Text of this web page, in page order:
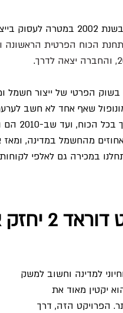
קצה פרטיים.
של תחנת הכוח הפרטית
.
הפרטי של ייצור חשמל
שאף אחד לא חשב
'לא'
הדרך ייצרנו כמעט 7 אחוזים
במכירה גם לאלפי
ועד כמה
למדינה וחשוב למשק
יקטין מאוד את
הפרויקט הזה, דרך